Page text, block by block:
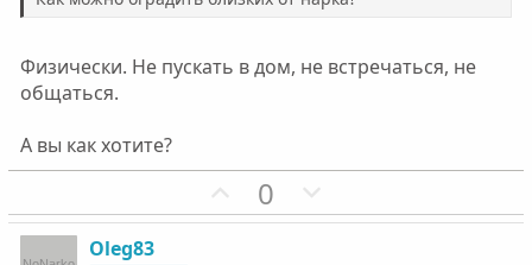
г
о
с
г
о
с
Физически. Не пускать в дом, не встречаться, не
общаться.
А вы как хотите?
П
о
0
е
Oleg83